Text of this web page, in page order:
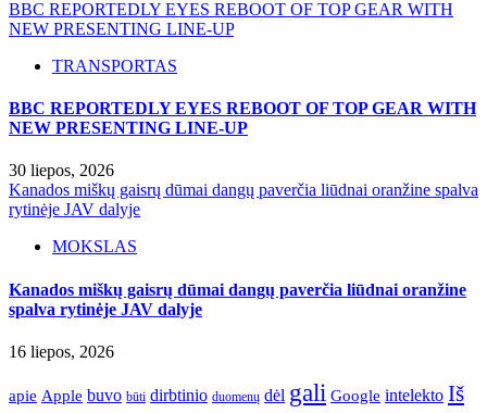
BBC REPORTEDLY EYES REBOOT OF TOP GEAR WITH
NEW PRESENTING LINE-UP
TRANSPORTAS
BBC REPORTEDLY EYES REBOOT OF TOP GEAR WITH
NEW PRESENTING LINE-UP
30 liepos, 2026
Kanados miškų gaisrų dūmai dangų paverčia liūdnai oranžine spalva
rytinėje JAV dalyje
MOKSLAS
Kanados miškų gaisrų dūmai dangų paverčia liūdnai oranžine
spalva rytinėje JAV dalyje
16 liepos, 2026
apie Apple buvo būti dirbtinio duomenų dėl gali Google intelekto Iš